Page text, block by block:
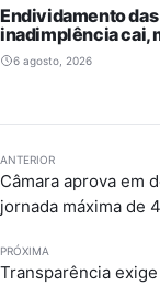
Endividamento
inadimplência cai,
6 agosto, 2026
ANTERIOR
Câmara aprova em
jornada máxima de
PRÓXIMA
Transparência